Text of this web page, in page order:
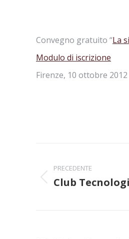
Convegno gratuito “La
Modulo di iscrizione
Firenze, 10 ottobre 2012
traPRECEDENTE
Post
Club